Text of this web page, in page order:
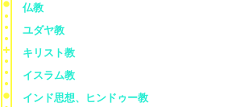
仏教
ユダヤ教
キリスト教
イスラム教
インド思想、ヒンドゥー教